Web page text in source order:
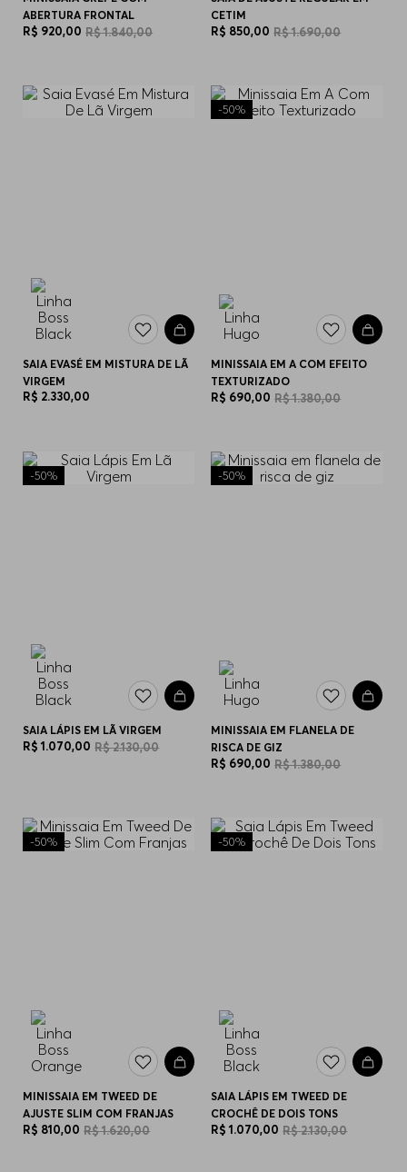
ABERTURA FRONTAL
R$ 920,00 R$1.840,00
CETIM
R$ 850,00 R$1.690,00
SAIA EVASÉ EM MISTURA DE LÃ
VIRGEM
R$ 2.330,00
-50%
MINISSAIA EM A COM EFEITO
TEXTURIZADO
R$ 690,00 R$1.380,00
-50%
SAIA LÁPIS EM LÃ VIRGEM
R$ 1.070,00 R$2.130,00
-50%
MINISSAIA EM FLANELA DE
RISCA DE GIZ
R$ 690,00 R$1.380,00
-50%
MINISSAIA EM TWEED DE
AJUSTE SLIM COM FRANJAS
R$ 810,00 R$1.620,00
-50%
SAIA LÁPIS EM TWEED DE
CROCHÊ DE DOIS TONS
R$ 1.070,00 R$2.130,00